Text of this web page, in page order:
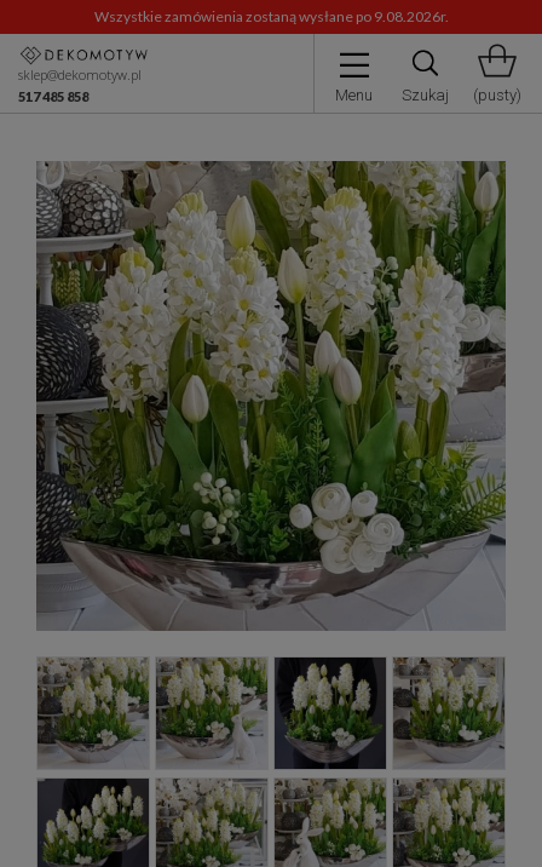
Wszystkie zamówienia zostaną wysłane po 9.08.2026r.
Menu Szukaj (pusty)
sklep@dekomotyw.pl
517 485 858